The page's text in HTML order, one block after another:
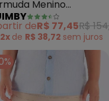
Menino
(Verde)
deR$ 77,45R$
2x de R$ 38,72 sem juros